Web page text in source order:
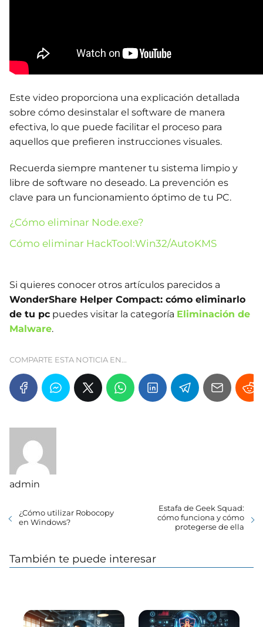
Este video proporciona una explicación detallada
sobre cómo desinstalar el software de manera
efectiva, lo que puede facilitar el proceso para
aquellos que prefieren instrucciones visuales.
Recuerda siempre mantener tu sistema limpio y
libre de software no deseado. La prevención es
clave para un funcionamiento óptimo de tu PC.
¿Cómo eliminar Node.exe?
Cómo eliminar HackTool:Win32/AutoKMS
Si quieres conocer otros artículos parecidos a
WonderShare Helper Compact: cómo eliminarlo
de tu pc puedes visitar la categoría Eliminación de
Malware.
COMPARTE ESTA NOTICIA EN...
admin
¿Cómo utilizar Robocopy
en Windows?
Estafa de Geek Squad:
cómo funciona y cómo
protegerse de ella
También te puede interesar